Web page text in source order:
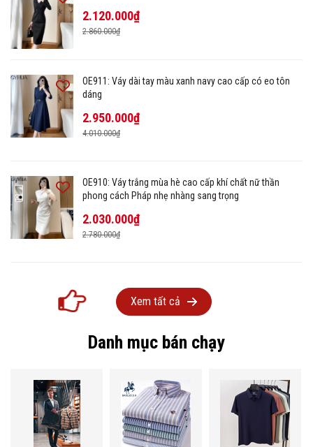
2.120.000₫
2.860.000₫
OE911: Váy dài tay màu xanh navy cao cấp có eo tôn
dáng
2.950.000₫
4.010.000₫
OE910: Váy trắng mùa hè cao cấp khí chất nữ thần
phong cách Pháp nhẹ nhàng sang trọng
2.030.000₫
2.780.000₫
Xem tất cả
Danh mục bán chạy